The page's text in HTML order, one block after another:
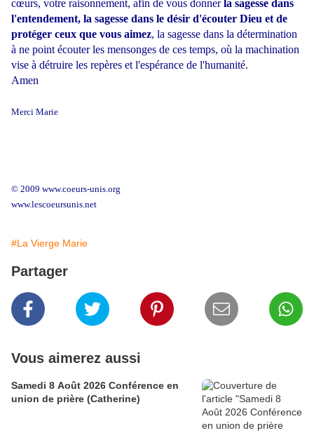
cœurs, votre raisonnement, afin de vous donnerla sagesse dans
l'entendement, la sagesse dans le désir d'écouter Dieu et de
protéger ceux que vous aimez, la sagesse dans la détermination
à ne point écouter les mensonges de ces temps, où la machination
vise à détruire les repères et l'espérance de l'humanité.
Amen
Merci Marie
© 2009 www.coeurs-unis.org
www.lescoeursunis.net
#La Vierge Marie
Partager
Vous aimerez aussi
Samedi 8 Août 2026 Conférence en
union de prière (Catherine)